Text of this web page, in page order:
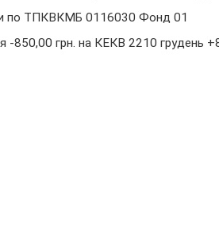
по ТПКВКМБ 0116030 Фонд 01
-850,00 грн. на КЕКВ 2210 грудень